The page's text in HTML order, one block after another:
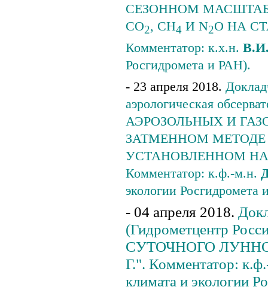
СЕЗОННОМ
CO2, CH4 И N2O НА
Комментатор: к.х.н.
Росгидромета и РАН).
- 23 апреля 2018.
аэрологическая
АЭРОЗОЛЬНЫХ И
ЗАТМЕННОМ
УСТАНОВЛЕННОМ
Комментатор: к.ф.-м.н.
экологии
- 04 апреля 2018.
(Гидрометцентр
СУТОЧНОГО
Г.". Комментатор:
климата и экологии